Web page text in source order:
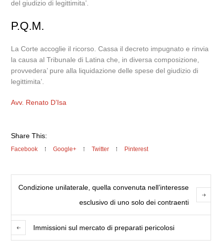
del giudizio di legittimita’.
P.Q.M.
La Corte accoglie il ricorso. Cassa il decreto impugnato e rinvia
la causa al Tribunale di Latina che, in diversa composizione,
provvedera’ pure alla liquidazione delle spese del giudizio di
legittimita’.
Avv. Renato D’Isa
Share This:
Facebook Google+ Twitter Pinterest
Condizione unilaterale, quella convenuta nell’interesse
esclusivo di uno solo dei contraenti
Immissioni sul mercato di preparati pericolosi